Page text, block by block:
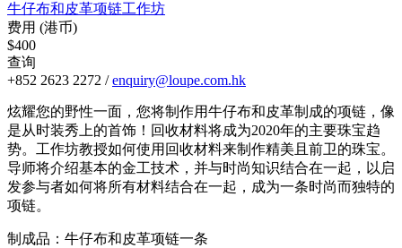
牛仔布和皮革项链工作坊
费用 (港币)
$400
查询
+852 2623 2272 /enquiry@loupe.com.hk
炫耀您的野性一面，您将制作用牛仔布和皮革制成的项链，像
是从时装秀上的首饰！回收材料将成为2020年的主要珠宝趋
势。工作坊教授如何使用回收材料来制作精美且前卫的珠宝。
导师将介绍基本的金工技术，并与时尚知识结合在一起，以启
发参与者如何将所有材料结合在一起，成为一条时尚而独特的
项链。
制成品：牛仔布和皮革项链一条